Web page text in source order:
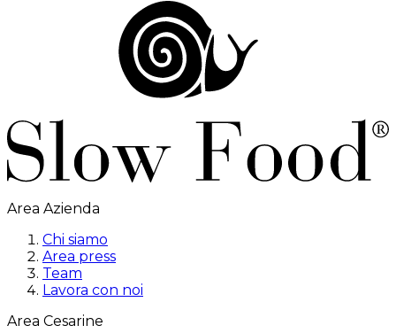
Area Azienda
Chi siamo
Area press
Team
Lavora con noi
Area Cesarine